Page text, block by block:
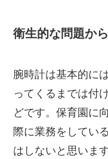
衛生的な問題か
腕時計は基本的に
ってくるまでは付
どです。保育園に
際に業務をしてい
はしないと思います